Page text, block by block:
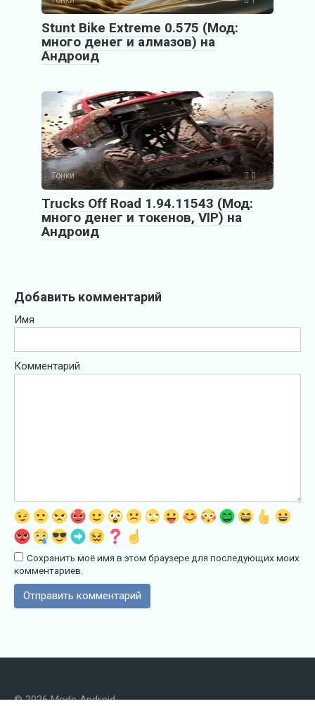
Stunt Bike Extreme 0.575 (Мод:
много денег и алмазов) на
Андроид
Гонки 0
Trucks Off Road 1.94.11543 (Мод:
много денег и токенов, VIP) на
Андроид
Добавить комментарий
Имя
Комментарий
Сохранить моё имя в этом браузере для последующих моих
комментариев.
© 2026 Mods Android